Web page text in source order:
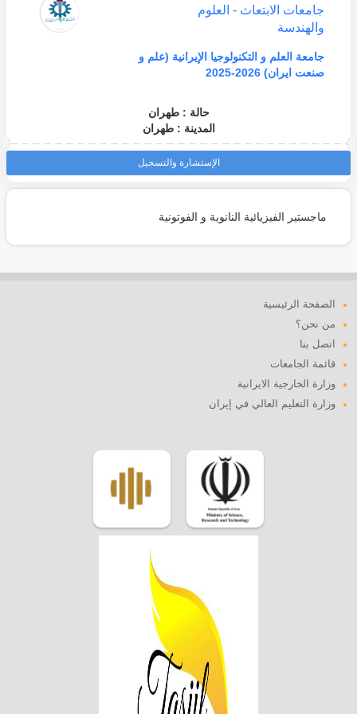
جامعات الابتعاث - العلوم
والهندسة
جامعة العلم و التكنولوجيا الإيرانية (علم و
صنعت ايران) 2026-2025
حالة : طهران
المدينة : طهران
الإستشارة والتسجيل
ماجستير الفيزيائية النانوية و الفوتونية
الصفحة الرئيسية
من نحن؟
اتصل بنا
قائمة الجامعات
وزارة الخارجية الايرانية
وزارة التعليم العالي في إيران